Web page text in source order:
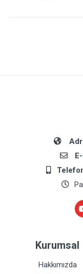
Kurumsal
Hakkımızda